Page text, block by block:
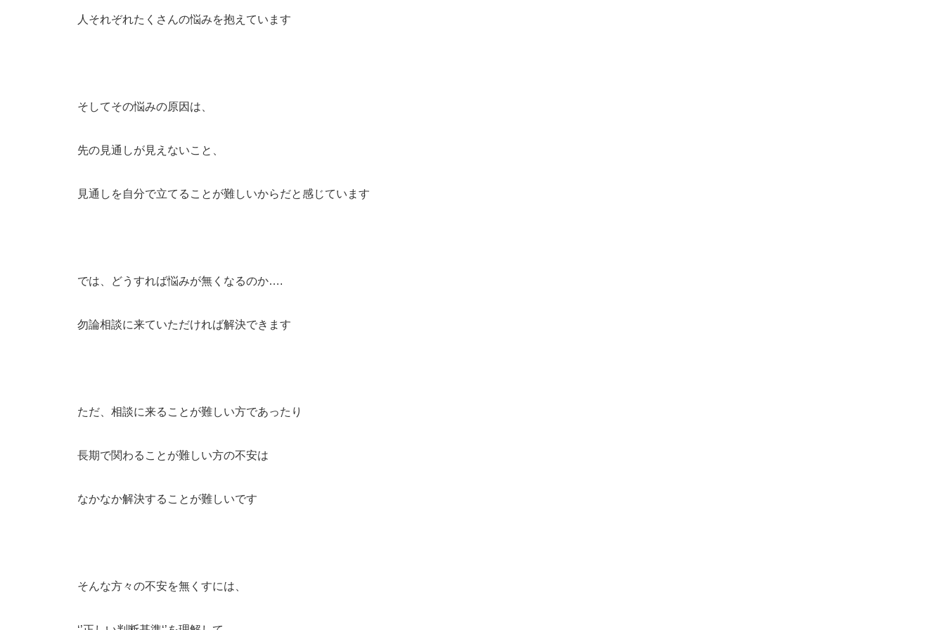
人それぞれたくさんの悩みを抱えています
そしてその悩みの原因は、
先の見通しが見えないこと、
見通しを自分で立てることが難しいからだと感じています
では、どうすれば悩みが無くなるのか….
勿論相談に来ていただければ解決できます
ただ、相談に来ることが難しい方であったり
長期で関わることが難しい方の不安は
なかなか解決することが難しいです
そんな方々の不安を無くすには、